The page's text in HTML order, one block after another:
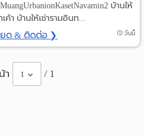
บ้านให้
ค้า บ้านให้เช่ารามอินท...
ยด & ติดต่อ ❯ วันนี้
า 1 / 1